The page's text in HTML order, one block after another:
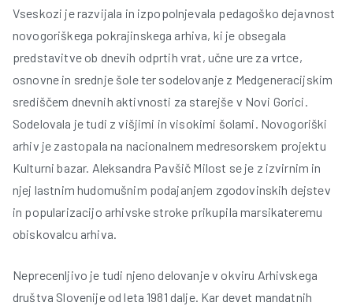
Vseskozi je razvijala in izpopolnjevala pedagoško dejavnost
novogoriškega pokrajinskega arhiva, ki je obsegala
predstavitve ob dnevih odprtih vrat, učne ure za vrtce,
osnovne in srednje šole ter sodelovanje z Medgeneracijskim
središčem dnevnih aktivnosti za starejše v Novi Gorici.
Sodelovala je tudi z višjimi in visokimi šolami. Novogoriški
arhiv je zastopala na nacionalnem medresorskem projektu
Kulturni bazar. Aleksandra Pavšič Milost se je z izvirnim in
njej lastnim hudomušnim podajanjem zgodovinskih dejstev
in popularizacijo arhivske stroke prikupila marsikateremu
obiskovalcu arhiva.
Neprecenljivo je tudi njeno delovanje v okviru Arhivskega
društva Slovenije od leta 1981 dalje. Kar devet mandatnih